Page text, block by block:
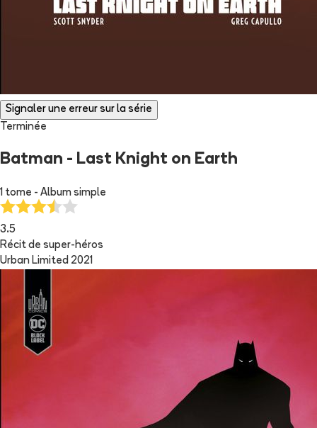
Signaler une erreur sur la série
Terminée
Batman - Last Knight on Earth
1 tome - Album simple
3.5
Récit de super-héros
Urban Limited 2021